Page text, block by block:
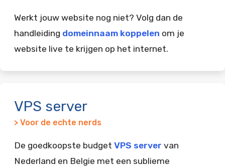
Werkt jouw website nog niet? Volg dan de
handleiding domeinnaam koppelen om je
website live te krijgen op het internet.
VPS server
> Voor de echte nerds
De goedkoopste budget VPS server van
Nederland en Belgie met een sublieme